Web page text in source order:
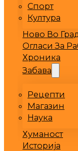
Спорт
Култура
Ново Во
Огласи За
Хроника
Забава
Рецепти
Магазин
Наука
Хуманост
Историја